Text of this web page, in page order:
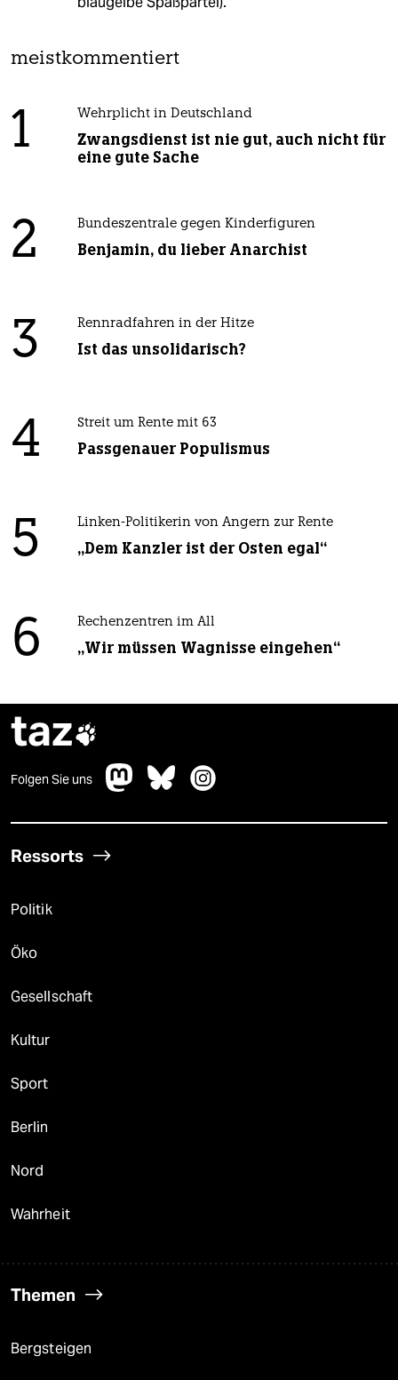
meistkommentiert
1 Wehrplicht in Deutschland
Zwangsdienst ist nie gut, auch nicht für
eine gute Sache
2 Bundeszentrale gegen Kinderfiguren
Benjamin, du lieber Anarchist
3 Rennradfahren in der Hitze
Ist das unsolidarisch?
4 Streit um Rente mit 63
Passgenauer Populismus
5 Linken-Politikerin von Angern zur Rente
„Dem Kanzler ist der Osten egal“
6 Rechenzentren im All
„Wir müssen Wagnisse eingehen“
taz
Folgen Sie uns
Ressorts
Politik
Öko
Gesellschaft
Kultur
Sport
Berlin
Nord
Wahrheit
Themen
Bergsteigen